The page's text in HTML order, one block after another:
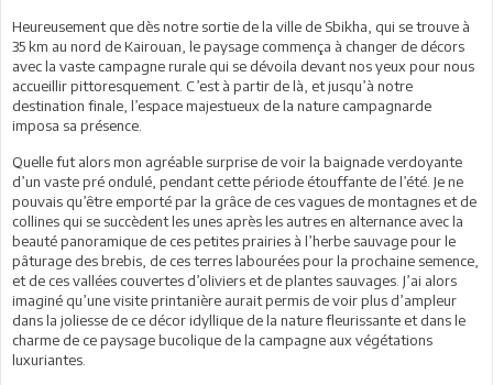
Heureusement que dès notre sortie de la ville de Sbikha, qui se trouve à
35 km au nord de Kairouan, le paysage commença à changer de décors
avec la vaste campagne rurale qui se dévoila devant nos yeux pour nous
accueillir pittoresquement. C’est à partir de là, et jusqu’à notre
destination finale, l’espace majestueux de la nature campagnarde
imposa sa présence.
Quelle fut alors mon agréable surprise de voir la baignade verdoyante
d’un vaste pré ondulé, pendant cette période étouffante de l’été. Je ne
pouvais qu’être emporté par la grâce de ces vagues de montagnes et de
collines qui se succèdent les unes après les autres en alternance avec la
beauté panoramique de ces petites prairies à l’herbe sauvage pour le
pâturage des brebis, de ces terres labourées pour la prochaine semence,
et de ces vallées couvertes d’oliviers et de plantes sauvages. J’ai alors
imaginé qu’une visite printanière aurait permis de voir plus d’ampleur
dans la joliesse de ce décor idyllique de la nature fleurissante et dans le
charme de ce paysage bucolique de la campagne aux végétations
luxuriantes.